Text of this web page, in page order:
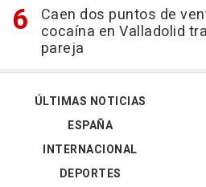
Caen dos puntos de
cocaína en Valladolid
pareja
ÚLTIMAS NOTICIAS
ESPAÑA
INTERNACIONAL
DEPORTES